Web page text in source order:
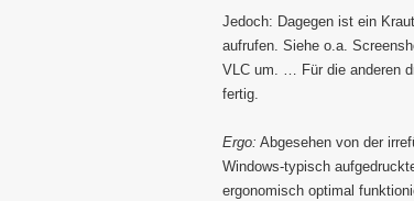
Jedoch: Dagegen ist ein
aufrufen. Siehe o.a.
VLC um. … Für die anderen
fertig.
Ergo: Abgesehen von der
Windows-typisch
ergonomisch optimal